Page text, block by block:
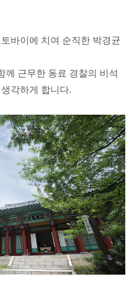
바이에 치여 순직한 박경균
께 근무한 동료 경찰의 비석
각하게 합니다.